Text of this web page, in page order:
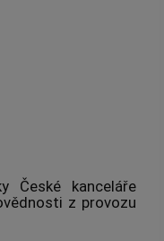
České kanceláře
z provozu